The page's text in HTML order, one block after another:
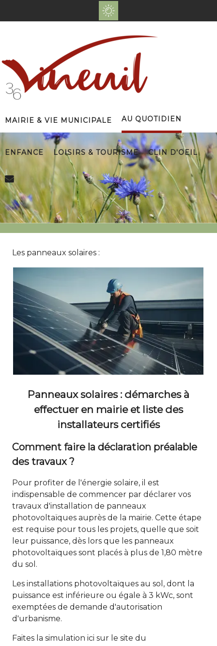
Mairie & Vie Municipale Au Quotidien
Enfance Loisirs & Tourisme Clin d'Oeil
Les panneaux solaires :
Panneaux solaires : démarches à
effectuer en mairie et liste des
installateurs certifiés
Comment faire la déclaration préalable
des travaux ?
Pour profiter de l'énergie solaire, il est
indispensable de commencer par déclarer vos
travaux d'installation de panneaux
photovoltaïques auprès de la mairie. Cette étape
est requise pour tous les projets, quelle que soit
leur puissance, dès lors que les panneaux
photovoltaïques sont placés à plus de 1,80 mètre
du sol.
Les installations photovoltaïques au sol, dont la
puissance est inférieure ou égale à 3 kWc, sont
exemptées de demande d'autorisation
d'urbanisme.
Faites la simulationici sur le site du